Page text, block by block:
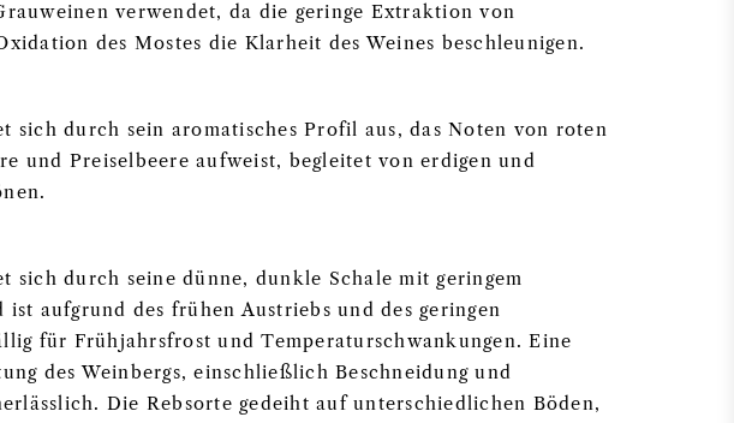
verwendet, da die geringe Extraktion von
des Mostes die Klarheit des Weines beschleunigen.
sich durch sein aromatisches Profil aus, das Noten von roten
und Preiselbeere aufweist, begleitet von erdigen und
sich durch seine dünne, dunkle Schale mit geringem
ist aufgrund des frühen Austriebs und des geringen
für Frühjahrsfrost und Temperaturschwankungen. Eine
des Weinbergs, einschließlich Beschneidung und
Die Rebsorte gedeiht auf unterschiedlichen Böden,